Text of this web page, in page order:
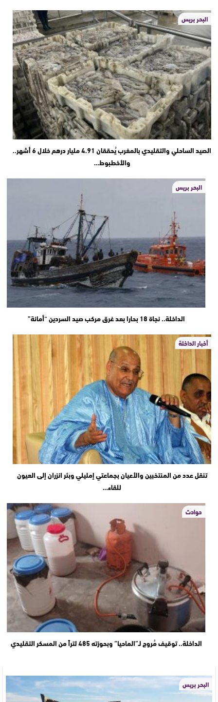
البحر بريس
الصيد الساحلي والتقليدي بالمغرب يُحققان 4.91 مليار درهم خلال 6 أشهر..
والأخطبوط…
البحر بريس
الداخلة.. نجاة 18 بحارا بعد غرق مركب صيد السردين “أمانة”
أخبار الداخلة
تنقل عدد من المنتخبين والأعيان بجماعتي إمليلي وبئر انزران إلى العيون
للقاء…
حوادث
الداخلة.. توقيف مُروج لـ”الماحيا” وبحوزته 485 لتراً من المسكر التقليدي
البحر بريس